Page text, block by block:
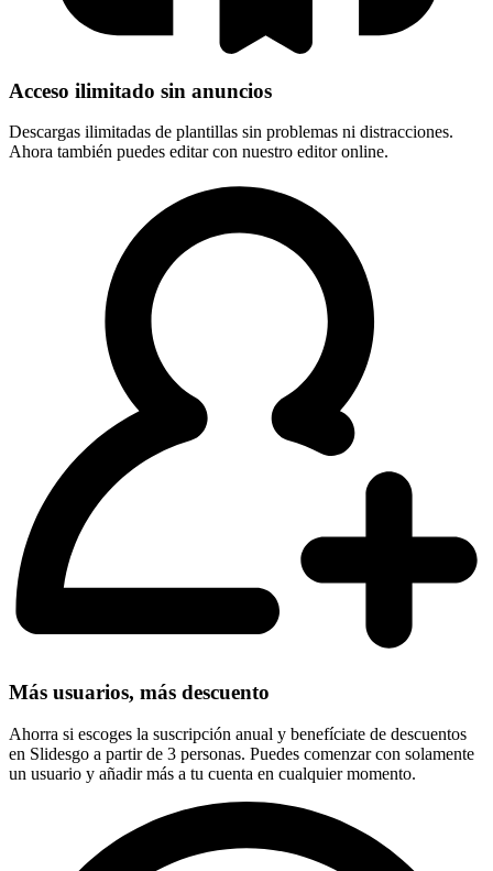
Acceso ilimitado sin anuncios
Descargas ilimitadas de plantillas sin problemas ni distracciones.
Ahora también puedes editar con nuestro editor online.
Más usuarios, más descuento
Ahorra si escoges la suscripción anual y benefíciate de descuentos
en Slidesgo a partir de 3 personas. Puedes comenzar con solamente
un usuario y añadir más a tu cuenta en cualquier momento.